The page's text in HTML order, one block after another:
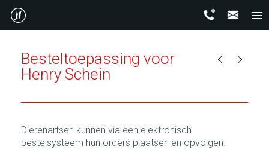
Besteltoepassing voor
Henry Schein
Dierenartsen kunnen via een elektronisch
bestelsysteem hun orders plaatsen en opvolgen.